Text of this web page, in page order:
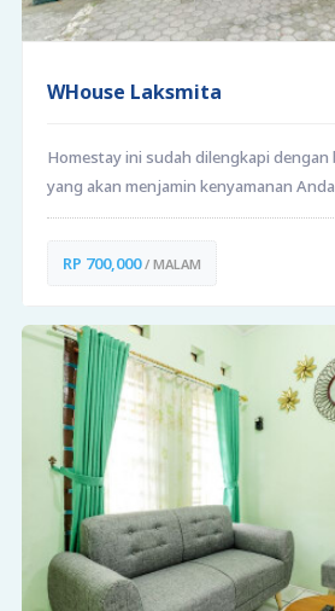
WHouse Laksmita
Homestay ini sudah dilengkapi dengan
yang akan menjamin kenyamanan
RP 700,000/ MALAM